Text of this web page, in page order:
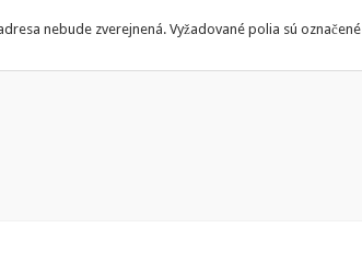
nebude zverejnená. Vyžadované polia sú označené